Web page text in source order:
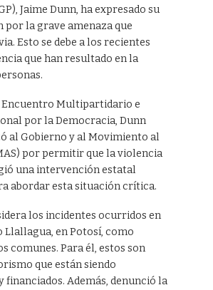
Jaime Dunn, ha expresado su
por la grave amenaza que
Esto se debe a los recientes
que han resultado en la
Encuentro Multipartidario e
por la Democracia, Dunn
al Gobierno y al Movimiento al
por permitir que la violencia
una intervención estatal
abordar esta situación crítica.
los incidentes ocurridos en
Llallagua, en Potosí, como
comunes. Para él, estos son
que están siendo
financiados. Además, denunció la